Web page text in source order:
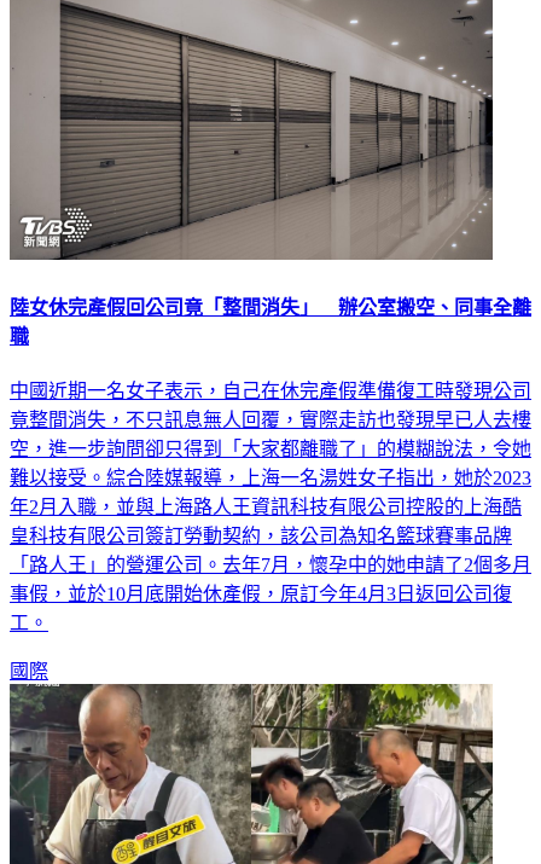
陸女休完產假回公司竟「整間消失」 辦公室搬空、同事全離
中國近期一名女子表示，自己在休完產假準備復工時發現公司
竟整間消失，不只訊息無人回覆，實際走訪也發現早已人去樓
空，進一步詢問卻只得到「大家都離職了」的模糊說法，令她
難以接受。綜合陸媒報導，上海一名湯姓女子指出，她於2023
年2月入職，並與上海路人王資訊科技有限公司控股的上海酷
皇科技有限公司簽訂勞動契約，該公司為知名籃球賽事品牌
「路人王」的營運公司。去年7月，懷孕中的她申請了2個多月
事假，並於10月底開始休產假，原訂今年4月3日返回公司復
國際